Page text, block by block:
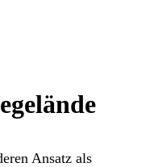
Ansatz als